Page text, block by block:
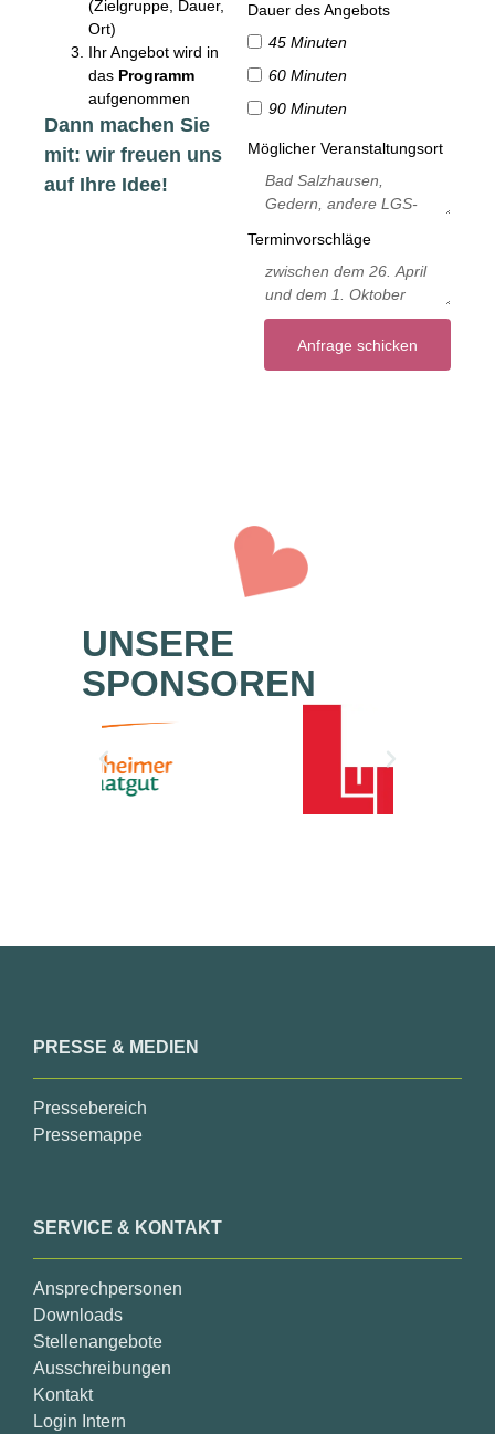
(Zielgruppe, Dauer,
Ort)
Ihr Angebot wird in
das Programm
aufgenommen
Dann machen Sie
mit: wir freuen uns
auf Ihre Idee!
Dauer des Angebots
45 Minuten
60 Minuten
90 Minuten
Möglicher Veranstaltungsort
Terminvorschläge
Anfrage schicken
UNSERE
SPONSOREN
PRESSE & MEDIEN
Pressebereich
Pressemappe
SERVICE & KONTAKT
Ansprechpersonen
Downloads
Stellenangebote
Ausschreibungen
Kontakt
Login Intern